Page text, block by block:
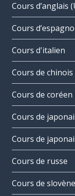
Cours d’anglais
Cours
Cours d'italien
Cours de chinois
Cours de coréen
Cours de
Cours de
Cours de russe
Cours de slovène